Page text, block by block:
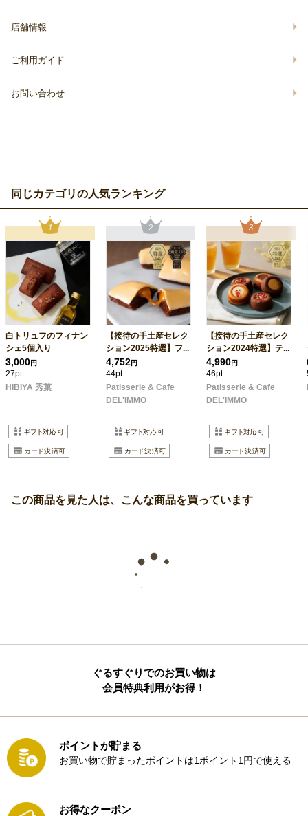
店舗情報
ご利用ガイド
お問い合わせ
同じカテゴリの人気ランキング
白トリュフのフィナン
シェ5個入り
3,000円
27pt
HIBIYA 秀菓
【接待の手土産セレク
ション2025特選】フ...
4,752円
44pt
Patisserie & Cafe
DEL'IMMO
【接待の手土産セレク
ション2024特選】テ...
4,990円
46pt
Patisserie & Cafe
DEL'IMMO
この商品を見た人は、こんな商品を買っています
ぐるすぐりでのお買い物は
会員特典利用がお得！
ポイントが貯まる
お買い物で貯まったポイントは1ポイント1円で使える
お得なクーポン